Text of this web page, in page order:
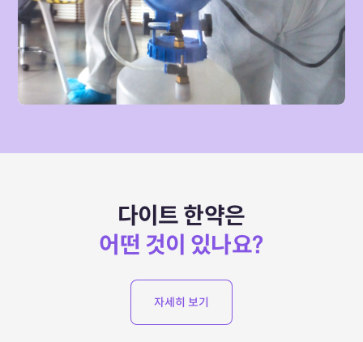
다이트 한약은
어떤 것이 있나요?
자세히 보기